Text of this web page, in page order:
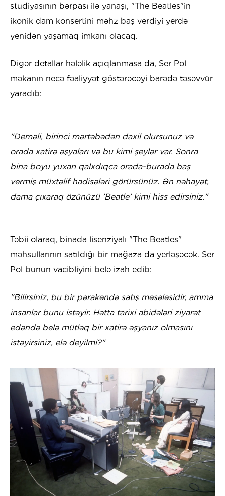
studiyasının bərpası ilə yanaşı, "The Beatles"in
ikonik dam konsertini məhz baş verdiyi yerdə
yenidən yaşamaq imkanı olacaq.
Digər detallar hələlik açıqlanmasa da, Ser Pol
məkanın necə fəaliyyət göstərəcəyi barədə təsəvvür
yaradıb:
"Deməli, birinci mərtəbədən daxil olursunuz və
orada xatirə əşyaları və bu kimi şeylər var. Sonra
bina boyu yuxarı qalxdıqca orada-burada baş
vermiş müxtəlif hadisələri görürsünüz. Ən nəhayət,
dama çıxaraq özünüzü 'Beatle' kimi hiss edirsiniz."
Təbii olaraq, binada lisenziyalı "The Beatles"
məhsullarının satıldığı bir mağaza da yerləşəcək. Ser
Pol bunun vacibliyini belə izah edib:
"Bilirsiniz, bu bir pərakəndə satış məsələsidir, amma
insanlar bunu istəyir. Hətta tarixi abidələri ziyarət
edəndə belə mütləq bir xatirə əşyanız olmasını
istəyirsiniz, elə deyilmi?"